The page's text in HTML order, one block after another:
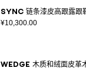
Sync 链条漆皮高跟露跟
¥10,300.00
Wedge 木质和绒面皮革